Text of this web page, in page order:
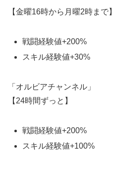
【金曜16時から月曜2時まで】
戦闘経験値+200%
スキル経験値+30%
「オルビアチャンネル」
【24時間ずっと】
戦闘経験値+200%
スキル経験値+100%